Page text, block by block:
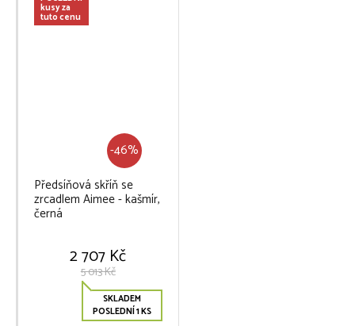
kusy za
tuto cenu
-46%
Předsíňová skříň se
zrcadlem Aimee - kašmír,
černá
2 707 Kč
5 013 Kč
SKLADEM
POSLEDNÍ 1 KS